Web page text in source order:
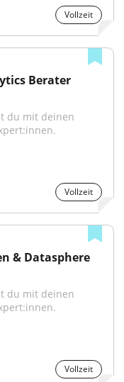
Vollzeit
Berater
du mit deinen
Vollzeit
& Datasphere
du mit deinen
Vollzeit